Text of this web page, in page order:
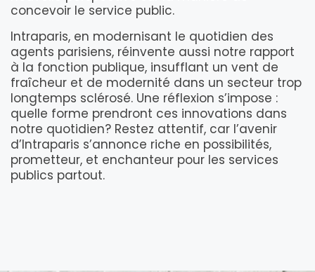
concevoir le service public.
Intraparis, en modernisant le quotidien des
agents parisiens, réinvente aussi notre rapport
à la fonction publique, insufflant un vent de
fraîcheur et de modernité dans un secteur trop
longtemps sclérosé. Une réflexion s’impose :
quelle forme prendront ces innovations dans
notre quotidien? Restez attentif, car l’avenir
d’Intraparis s’annonce riche en possibilités,
prometteur, et enchanteur pour les services
publics partout.